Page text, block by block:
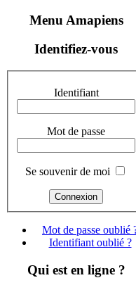
Menu Amapiens
Identifiez-vous
Identifiant
Mot de passe
Se souvenir de moi
Mot de passe oublié
Identifiant oublié ?
Qui est en ligne ?